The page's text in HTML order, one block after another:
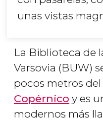
unas vistas
La Biblioteca de
Varsovia (BUW)
pocos metros del
Copérnico y es
modernos más